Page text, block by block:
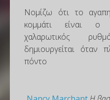
Νομίζω ότι το
κομμάτι είναι ο
χαλαρωτικός
δημιουργείται όταν
πόντο